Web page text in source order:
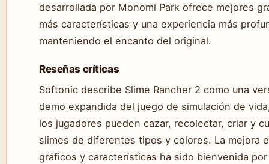
desarrollada por Monomi Park ofrece mejores
más características y una experiencia más
manteniendo el encanto del original.
Reseñas críticas
Softonic describe Slime Rancher 2 como una
demo expandida del juego de simulación de
los jugadores pueden cazar, recolectar, criar y
slimes de diferentes tipos y colores. La mejora
gráficos y características ha sido bienvenida por